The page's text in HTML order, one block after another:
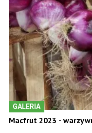
GALERIA
Macfrut 2023 -